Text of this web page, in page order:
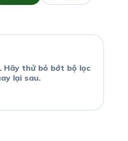
Hãy thử bỏ bớt bộ lọc
lại sau.